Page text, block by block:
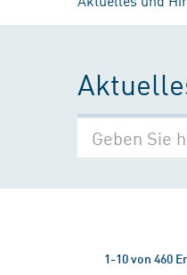
1-10 von 460